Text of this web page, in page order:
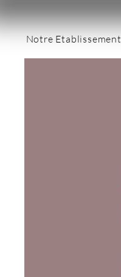
Notre Etablissement